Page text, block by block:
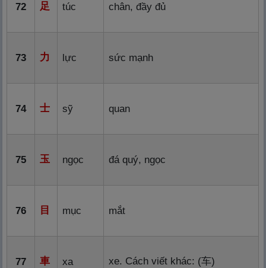
72 足 túc chân, đầy đủ
73 力 lực sức mạnh
74 士 sỹ quan
75 玉 ngọc đá quý, ngọc
76 目 mục mắt
77 車 xa xe. Cách viết khác: (车)